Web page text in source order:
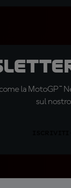
la
sul